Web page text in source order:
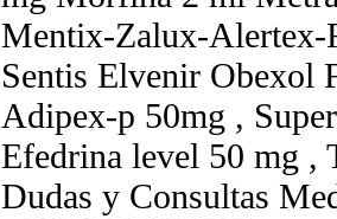
Mentix-Zalux-Alertex-
Sentis Elvenir Obexol
Adipex-p 50mg ,
Efedrina level 50 mg ,
Dudas y Consultas